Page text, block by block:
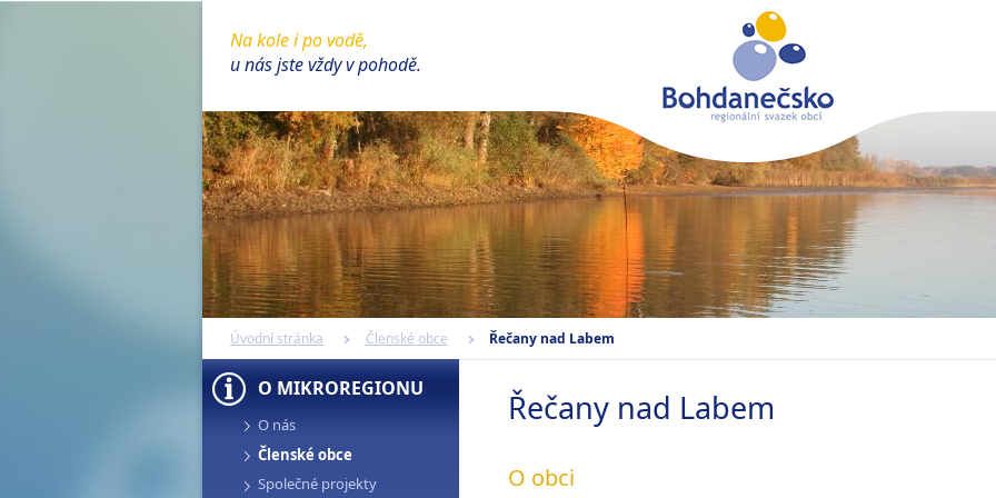
Na kole i po vodě,
u nás jste vždy v pohodě.
Úvodní stránka Členské obce Řečany nad Labem
O MIKROREGIONU
O nás
Členské obce
Společné projekty
Řečany nad Labem
O obci